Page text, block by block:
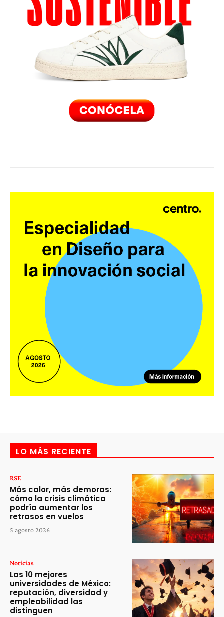
LO MÁS RECIENTE
RSE
Más calor, más demoras:
cómo la crisis climática
podría aumentar los
retrasos en vuelos
5 agosto 2026
Noticias
Las 10 mejores
universidades de México:
reputación, diversidad y
empleabilidad las
distinguen